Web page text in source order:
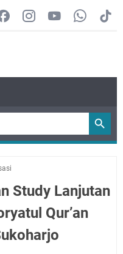
Study Lanjutan
Qur’an